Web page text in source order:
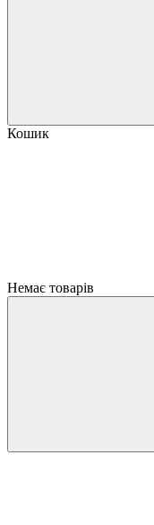
Кошик
Немає товарів